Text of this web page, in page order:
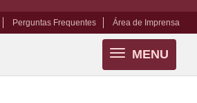
Perguntas Frequentes Área de Imprensa
MENU
Toggle
navigation